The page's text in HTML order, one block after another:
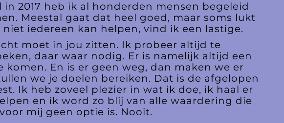
2017 heb ik al honderden mensen begeleid
Meestal gaat dat heel goed, maar soms lukt
iedereen kan helpen, vind ik een lastige.
moet in jou zitten. Ik probeer altijd te
daar waar nodig. Er is namelijk altijd een
En is er geen weg, dan maken we er
we je doelen bereiken. Dat is de afgelopen
Ik heb zoveel plezier in wat ik doe, ik haal er
en ik word zo blij van alle waardering die
mij geen optie is. Nooit.